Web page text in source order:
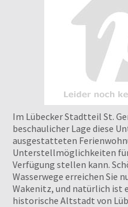
Im Lübecker Stadtteil St.
beschaulicher Lage diese
ausgestatteten
Unterstellmöglichkeiten für
Verfügung stellen kann.
Wasserwege erreichen Sie
Wakenitz, und natürlich ist
historische Altstadt von